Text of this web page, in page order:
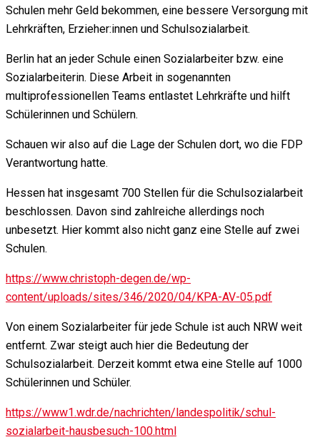
Schulen mehr Geld bekommen, eine bessere Versorgung mit
Lehrkräften, Erzieher:innen und Schulsozialarbeit.
Berlin hat an jeder Schule einen Sozialarbeiter bzw. eine
Sozialarbeiterin. Diese Arbeit in sogenannten
multiprofessionellen Teams entlastet Lehrkräfte und hilft
Schülerinnen und Schülern.
Schauen wir also auf die Lage der Schulen dort, wo die FDP
Verantwortung hatte.
Hessen hat insgesamt 700 Stellen für die Schulsozialarbeit
beschlossen. Davon sind zahlreiche allerdings noch
unbesetzt. Hier kommt also nicht ganz eine Stelle auf zwei
Schulen.
https://www.christoph-degen.de/wp-
content/uploads/sites/346/2020/04/KPA-AV-05.pdf
Von einem Sozialarbeiter für jede Schule ist auch NRW weit
entfernt. Zwar steigt auch hier die Bedeutung der
Schulsozialarbeit. Derzeit kommt etwa eine Stelle auf 1000
Schülerinnen und Schüler.
https://www1.wdr.de/nachrichten/landespolitik/schul-
sozialarbeit-hausbesuch-100.html